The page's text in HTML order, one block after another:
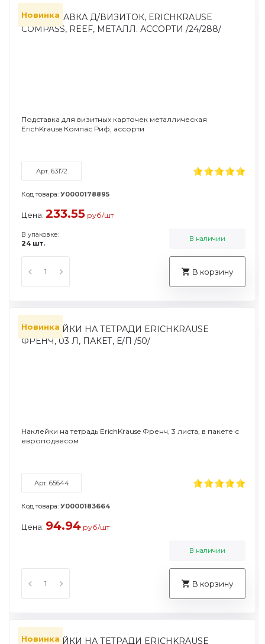
Новинка
Подставка для визитных карточек металлическая
ErichKrause Компас Риф, ассорти
Арт. 63172
Код товара: У0000178895
Цена: 233.55 руб/шт
В упаковке:
24 шт.
В наличии
В корзину
Новинка
Наклейки на тетрадь ErichKrause Френч, 3 листа, в пакете с
европодвесом
Арт. 65644
Код товара: У0000183664
Цена: 94.94 руб/шт
В наличии
В корзину
Новинка